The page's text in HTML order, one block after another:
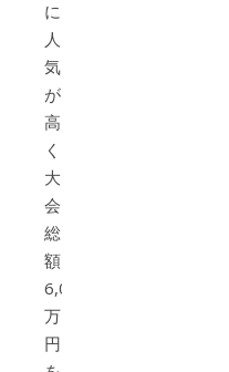
に
人
気
が
高
く、
大
会
総
額
6,000
万
円